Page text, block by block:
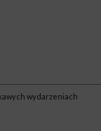
wydarzeniach